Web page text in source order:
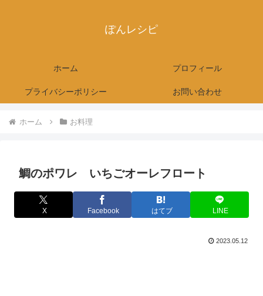
ぽんレシピ
ホーム プロフィール
プライバシーポリシー お問い合わせ
ホーム お料理
鯛のポワレ いちごオーレフロート
X Facebook はてブ LINE
2023.05.12